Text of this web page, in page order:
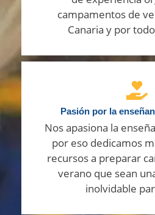
campamentos de
Canaria y por
Pasión por la
Nos apasiona la
por eso dedicamos
recursos a preparar
verano que sean
inolvidable